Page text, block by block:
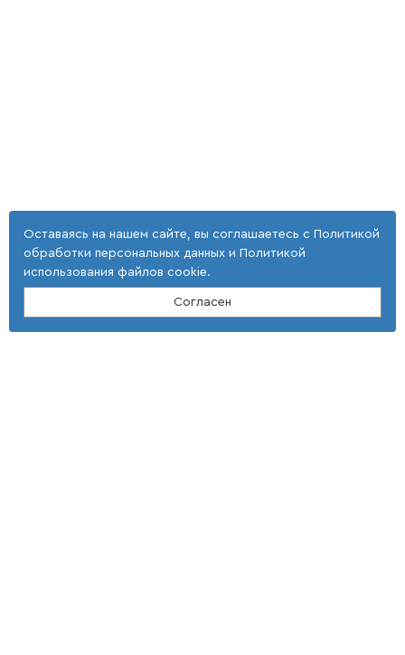
Оставаясь на нашем сайте, вы соглашаетесь с Политикой
обработки персональных данных и Политикой
использования файлов cookie.
Согласен